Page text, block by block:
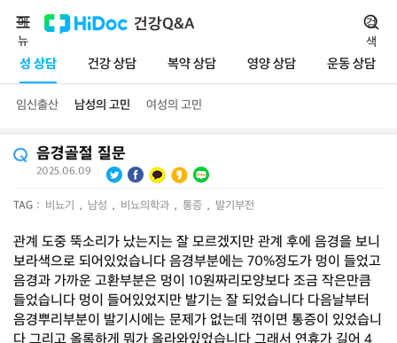
건강Q&A
성 상담 건강 상담 복약 상담 영양 상담 운동 상담
메
뉴
검
색
임신출산 남성의 고민 여성의 고민
음경골절 질문
2025.06.09
TAG : 비뇨기 , 남성 , 비뇨의학과 , 통증 , 발기부전
관계 도중 뚝소리가 났는지는 잘 모르겠지만 관계 후에 음경을 보니
보라색으로 되어있었습니다 음경부분에는 70%정도가 멍이 들었고
음경과 가까운 고환부분은 멍이 10원짜리모양보다 조금 작은만큼
들었습니다 멍이 들어있었지만 발기는 잘 되었습니다 다음날부터
음경뿌리부분이 발기시에는 문제가 없는데 꺾이면 통증이 있었습니